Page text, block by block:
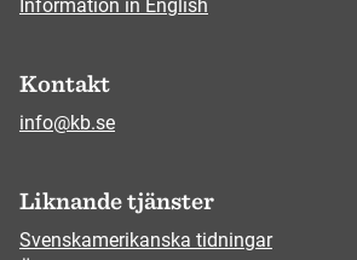
Information in English
Kontakt
info@kb.se
Liknande tjänster
Svenskamerikanska tidningar